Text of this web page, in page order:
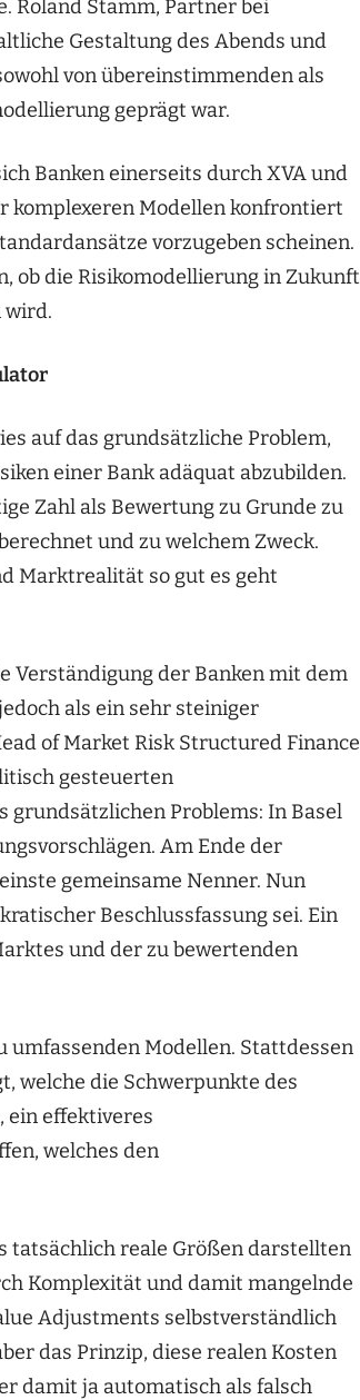
Roland Stamm, Partner bei
Gestaltung des Abends und
von übereinstimmenden als
geprägt war.
Banken einerseits durch XVA und
komplexeren Modellen konfrontiert
vorzugeben scheinen.
ob die Risikomodellierung in Zukunft
wird.
auf das grundsätzliche Problem,
einer Bank adäquat abzubilden.
Zahl als Bewertung zu Grunde zu
und zu welchem Zweck.
Marktrealität so gut es geht
Verständigung der Banken mit dem
als ein sehr steiniger
of Market Risk Structured Finance
gesteuerten
grundsätzlichen Problems: In Basel
Am Ende der
gemeinsame Nenner. Nun
Beschlussfassung sei. Ein
und der zu bewertenden
umfassenden Modellen. Stattdessen
welche die Schwerpunkte des
ein effektiveres
welches den
tatsächlich reale Größen darstellten
Komplexität und damit mangelnde
Adjustments selbstverständlich
das Prinzip, diese realen Kosten
damit ja automatisch als falsch